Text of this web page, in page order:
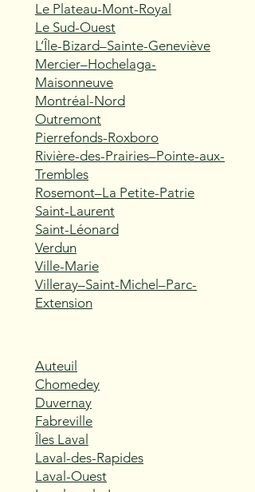
Le Plateau-Mont-Royal
Le Sud-Ouest
L’Île-Bizard–Sainte-Geneviève
Mercier–Hochelaga-
Maisonneuve
Montréal-Nord
Outremont
Pierrefonds-Roxboro
Rivière-des-Prairies–Pointe-aux-
Trembles
Rosemont–La Petite-Patrie
Saint-Laurent
Saint-Léonard
Verdun
Ville-Marie
Villeray–Saint-Michel–Parc-
Extension
Auteuil
Chomedey
Duvernay
Fabreville
Îles Laval
Laval-des-Rapides
Laval-Ouest